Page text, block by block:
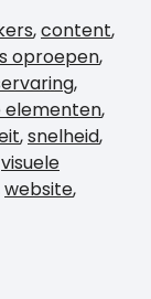
,content,
oproepen,
,
,
,snelheid,
visuele
website,